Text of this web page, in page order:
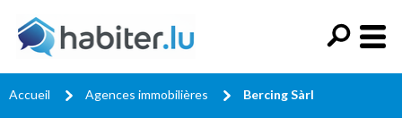
Accueil Agences immobilières Bercing Sàrl